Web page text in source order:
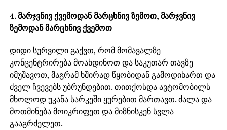
4. მარჯვნივ ქვემოდან მარცხნივ ზემოთ, მარჯვნივ
ზემოდან მარცხნივ ქვემოთ
დიდი სურვილი გაქვთ, რომ მომავალზე
კონცენტრირება მოახდინოთ და საკუთარ თავზე
იმუშავოთ, მაგრამ ხშირად წყობიდან გამოდიხართ და
ძველ ჩვევებს უბრუნდებით. თითქოსდა ავტომობილს
მხოლოდ უკანა სარკეში ყურებით მართავთ. ძალა და
მოთმინება მოიკრიფეთ და მიზნისკენ სვლა
გააგრძელეთ.